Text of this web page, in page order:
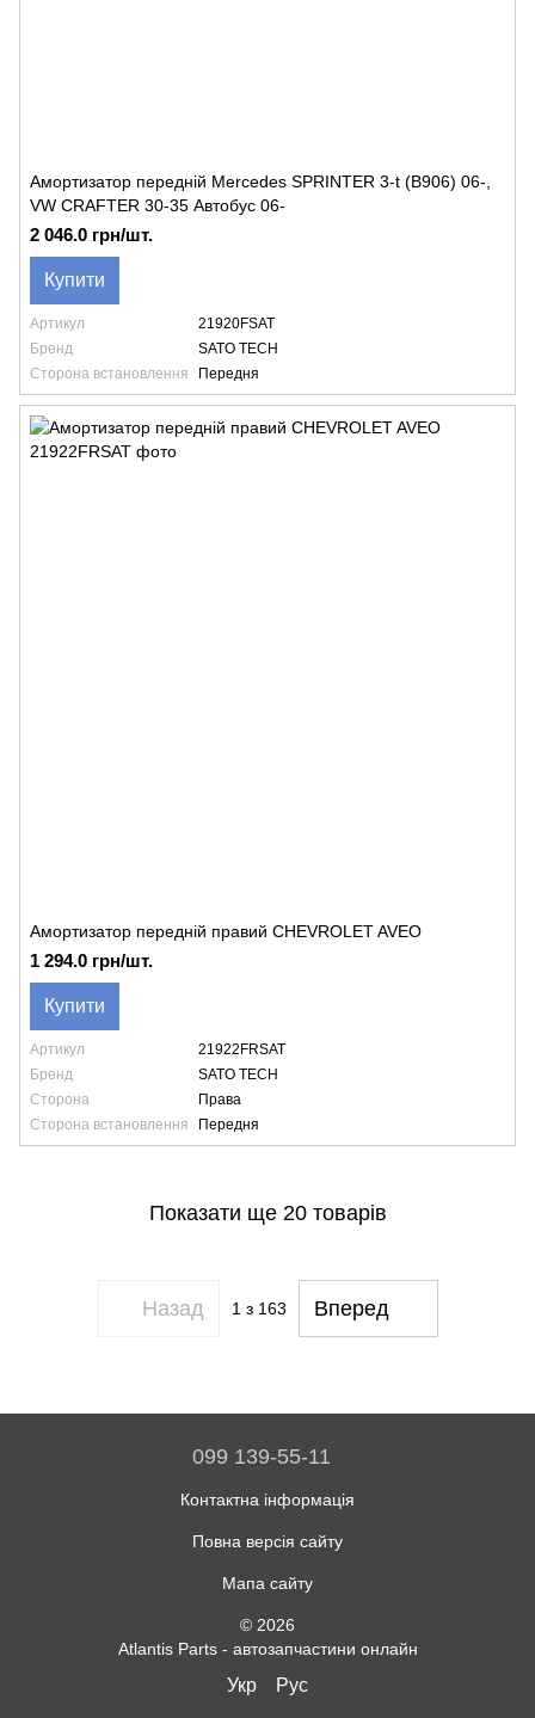
Амортизатор передній Mercedes SPRINTER 3-t (B906) 06-,
VW CRAFTER 30-35 Автобус 06-
2 046.0 грн/шт.
Купити
Артикул
21920FSAT
Бренд
SATO TECH
Сторона встановлення
Передня
Амортизатор передній правий CHEVROLET AVEO
1 294.0 грн/шт.
Купити
Артикул
21922FRSAT
Бренд
SATO TECH
Сторона
Права
Сторона встановлення
Передня
Показати ще 20 товарів
Назад 1 з 163 Вперед
099 139-55-11
Контактна інформація
Повна версія сайту
Мапа сайту
© 2026
Atlantis Parts - автозапчастини онлайн
Укр Рус